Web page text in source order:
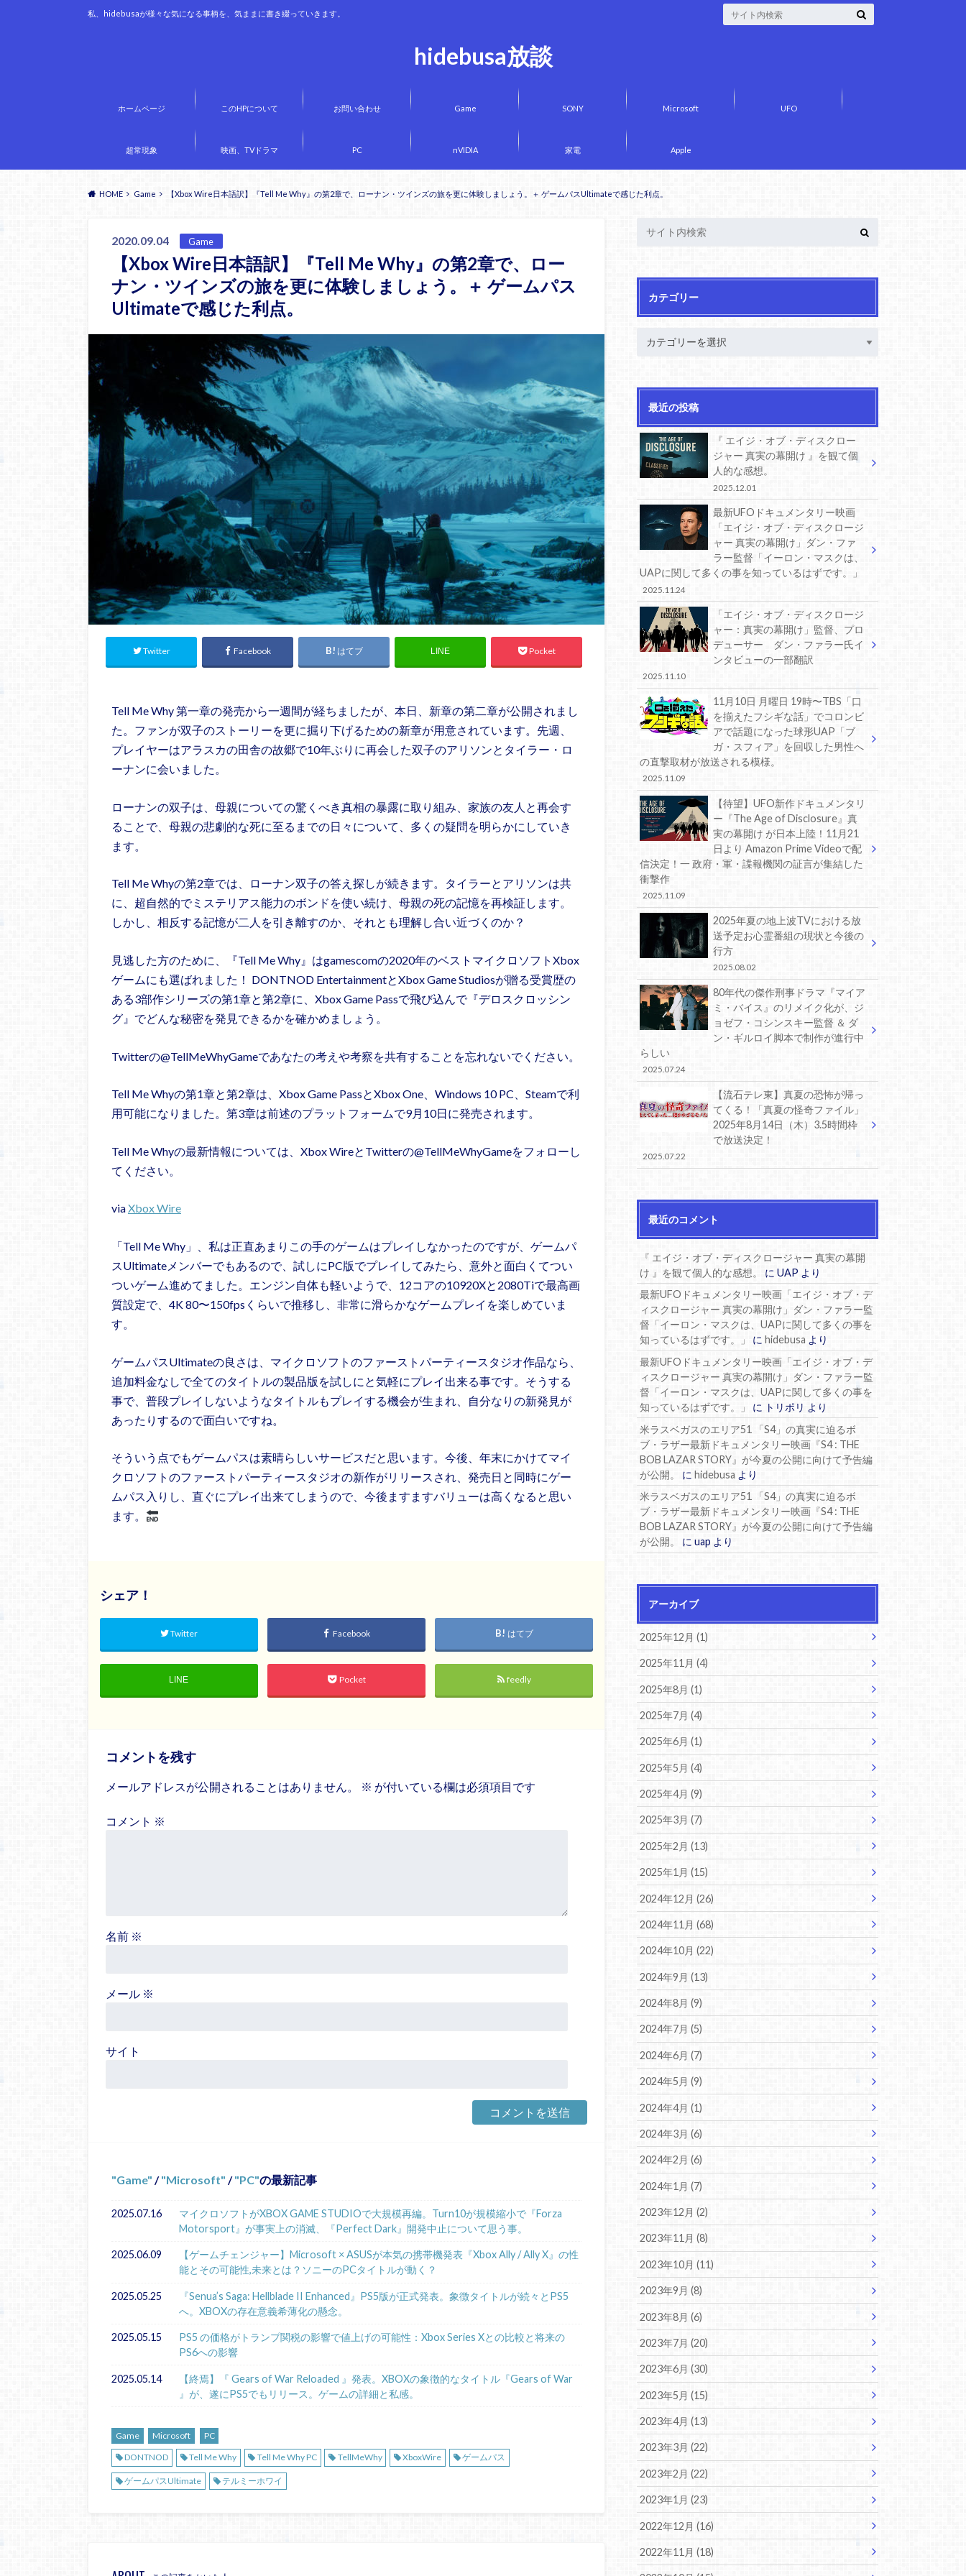
hidebusa放談
私、hidebusaが様々な気になる事柄を、気ままに書き綴っていきます。
ホームページ このHPについて お問い合わせ Game SONY Microsoft UFO
超常現象 映画、TVドラマ PC nVIDIA 家電 Apple
HOME Game 【Xbox Wire日本語訳】『Tell Me Why』の第2章で、ローナン・ツインズの旅を更に体験しましょう。＋ ゲームパスUltimateで感じた利点。
2020.09.04 Game
【Xbox Wire日本語訳】『Tell Me Why』の第2章で、ロー
ナン・ツインズの旅を更に体験しましょう。＋ ゲームパス
Ultimateで感じた利点。
Twitter Facebook はてブ LINE Pocket
Tell Me Why 第一章の発売から一週間が経ちましたが、本日、新章の第二章が公開されまし
た。ファンが双子のストーリーを更に掘り下げるための新章が用意されています。先週、
プレイヤーはアラスカの田舎の故郷で10年ぶりに再会した双子のアリソンとタイラー・ロ
ーナンに会いました。
ローナンの双子は、母親についての驚くべき真相の暴露に取り組み、家族の友人と再会す
ることで、母親の悲劇的な死に至るまでの日々について、多くの疑問を明らかにしていき
ます。
Tell Me Whyの第2章では、ローナン双子の答え探しが続きます。タイラーとアリソンは共
に、超自然的でミステリアス能力のボンドを使い続け、母親の死の記憶を再検証します。
しかし、相反する記憶が二人を引き離すのか、それとも理解し合い近づくのか？
見逃した方のために、『Tell Me Why』はgamescomの2020年のベストマイクロソフトXbox
ゲームにも選ばれました！ DONTNOD EntertainmentとXbox Game Studiosが贈る受賞歴の
ある3部作シリーズの第1章と第2章に、Xbox Game Passで飛び込んで『デロスクロッシン
グ』でどんな秘密を発見できるかを確かめましょう。
Twitterの@TellMeWhyGameであなたの考えや考察を共有することを忘れないでください。
Tell Me Whyの第1章と第2章は、Xbox Game PassとXbox One、Windows 10 PC、Steamで利
用可能になりました。第3章は前述のプラットフォームで9月10日に発売されます。
Tell Me Whyの最新情報については、Xbox WireとTwitterの@TellMeWhyGameをフォローし
てください。
viaXbox Wire
「Tell Me Why」、私は正直あまりこの手のゲームはプレイしなかったのですが、ゲームパ
スUltimateメンバーでもあるので、試しにPC版でプレイしてみたら、意外と面白くてつい
ついゲーム進めてました。エンジン自体も軽いようで、12コアの10920Xと2080Tiで最高画
質設定で、4K 80〜150fpsくらいで推移し、非常に滑らかなゲームプレイを楽しめていま
す。
ゲームパスUltimateの良さは、マイクロソフトのファーストパーティースタジオ作品なら、
追加料金なしで全てのタイトルの製品版を試しにと気軽にプレイ出来る事です。そうする
事で、普段プレイしないようなタイトルもプレイする機会が生まれ、自分なりの新発見が
あったりするので面白いですね。
そういう点でもゲームパスは素晴らしいサービスだと思います。今後、年末にかけてマイ
クロソフトのファーストパーティースタジオの新作がリリースされ、発売日と同時にゲー
ムパス入りし、直ぐにプレイ出来てしまうので、今後ますますバリューは高くなると思い
ます。
シェア！
Twitter Facebook はてブ
LINE Pocket feedly
コメントを残す
メールアドレスが公開されることはありません。 ※ が付いている欄は必須項目です
コメント ※
名前 ※
メール ※
サイト
Game / Microsoft / PC の最新記事
2025.07.16
マイクロソフトがXBOX GAME STUDIOで大規模再編。Turn10が規模縮小で『Forza
Motorsport』が事実上の消滅、『Perfect Dark』開発中止について思う事。
2025.06.09
【ゲームチェンジャー】Microsoft × ASUSが本気の携帯機発表『Xbox Ally / Ally X』の性
能とその可能性,未来とは？ソニーのPCタイトルが動く？
2025.05.25
『Senua’s Saga: Hellblade II Enhanced』PS5版が正式発表。象徴タイトルが続々とPS5
へ。XBOXの存在意義希薄化の懸念。
2025.05.15
PS5 の価格がトランプ関税の影響で値上げの可能性：Xbox Series Xとの比較と将来の
PS6への影響
2025.05.14
【終焉】『 Gears of War Reloaded 』発表。XBOXの象徴的なタイトル『Gears of War
』が、遂にPS5でもリリース。ゲームの詳細と私感。
Game Microsoft
PC
DONTNOD
Tell Me Why Tell Me Why PC TellMeWhy XboxWire ゲームパス
ゲームパスUltimate テルミーホワイ
カテゴリー
最近の投稿
『 エイジ・オブ・ディスクロー
ジャー 真実の幕開け 』を観て個
人的な感想。
2025.12.01
最新UFOドキュメンタリー映画
「エイジ・オブ・ディスクロージ
ャー 真実の幕開け」ダン・ファ
ラー監督「イーロン・マスクは、
UAPに関して多くの事を知っているはずです。」
2025.11.24
「エイジ・オブ・ディスクロージ
ャー：真実の幕開け」監督、プロ
デューサー ダン・ファラー氏イ
ンタビューの一部翻訳
2025.11.10
11月10日 月曜日 19時〜TBS「口
を揃えたフシギな話」でコロンビ
アで話題になった球形UAP「ブ
ガ・スフィア」を回収した男性へ
の直撃取材が放送される模様。
2025.11.09
【待望】UFO新作ドキュメンタリ
ー『The Age of Disclosure』真
実の幕開け が日本上陸！11月21
日より Amazon Prime Videoで配
信決定！一 政府・軍・諜報機関の証言が集結した
衝撃作
2025.11.09
2025年夏の地上波TVにおける放
送予定お心霊番組の現状と今後の
行方
2025.08.02
80年代の傑作刑事ドラマ『マイア
ミ・バイス』のリメイク化が、ジ
ョゼフ・コシンスキー監督 ＆ ダ
ン・ギルロイ脚本で制作が進行中
らしい
2025.07.24
【流石テレ東】真夏の恐怖が帰っ
てくる！「真夏の怪奇ファイル」
2025年8月14日（木）3.5時間枠
で放送決定！
2025.07.22
最近のコメント
『 エイジ・オブ・ディスクロージャー 真実の幕開
け 』を観て個人的な感想。
にUAP より
最新UFOドキュメンタリー映画「エイジ・オブ・デ
ィスクロージャー 真実の幕開け」ダン・ファラー監
督「イーロン・マスクは、UAPに関して多くの事を
知っているはずです。」
にhidebusa より
最新UFOドキュメンタリー映画「エイジ・オブ・デ
ィスクロージャー 真実の幕開け」ダン・ファラー監
督「イーロン・マスクは、UAPに関して多くの事を
知っているはずです。」
に トリポリ より
米ラスベガスのエリア51 「S4」の真実に迫るボ
ブ・ラザー最新ドキュメンタリー映画『S4 : THE
BOB LAZAR STORY』が今夏の公開に向けて予告編
が公開。
にhidebusa より
米ラスベガスのエリア51 「S4」の真実に迫るボ
ブ・ラザー最新ドキュメンタリー映画『S4 : THE
BOB LAZAR STORY』が今夏の公開に向けて予告編
が公開。
にuap より
アーカイブ
2025年12月 (1)
2025年11月 (4)
2025年8月 (1)
2025年7月 (4)
2025年6月 (1)
2025年5月 (4)
2025年4月 (9)
2025年3月 (7)
2025年2月 (13)
2025年1月 (15)
2024年12月 (26)
2024年11月 (68)
2024年10月 (22)
2024年9月 (13)
2024年8月 (9)
2024年7月 (5)
2024年6月 (7)
2024年5月 (9)
2024年4月 (1)
2024年3月 (6)
2024年2月 (6)
2024年1月 (7)
2023年12月 (2)
2023年11月 (8)
2023年10月 (11)
2023年9月 (8)
2023年8月 (6)
2023年7月 (20)
2023年6月 (30)
2023年5月 (15)
2023年4月 (13)
2023年3月 (22)
2023年2月 (22)
2023年1月 (23)
2022年12月 (16)
2022年11月 (18)